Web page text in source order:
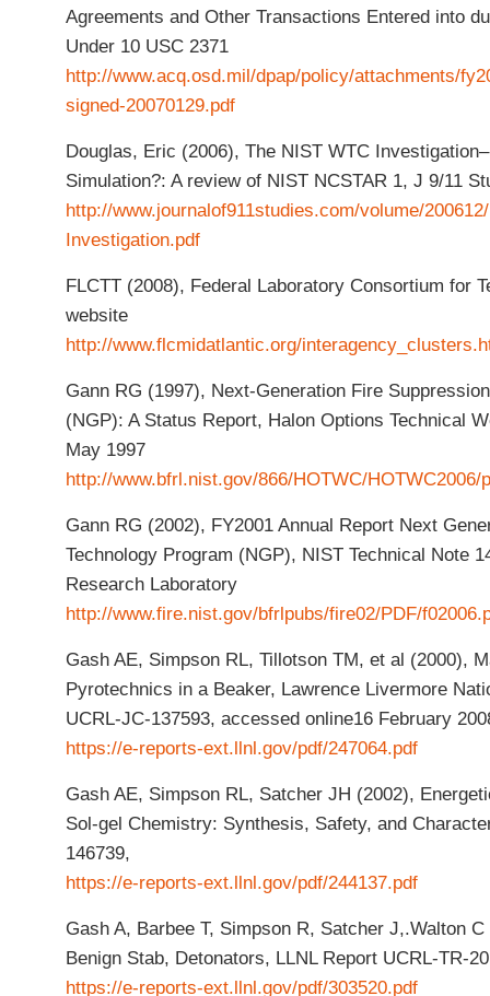
Agreements and Other Transactions Entered into
Under 10 USC 2371
http://www.acq.osd.mil/dpap/policy/attachments/
signed-20070129.pdf
Douglas, Eric (2006), The NIST WTC
Simulation?: A review of NIST NCSTAR 1, J 9/11
http://www.journalof911studies.com/volume/
Investigation.pdf
FLCTT (2008), Federal Laboratory Consortium for
website
http://www.flcmidatlantic.org/
Gann RG (1997), Next-Generation Fire
(NGP): A Status Report, Halon Options Technical
May 1997
http://www.bfrl.nist.gov/866/HOTWC/HOTWC2006/
Gann RG (2002), FY2001 Annual Report Next
Technology Program (NGP), NIST Technical Note
Research Laboratory
http://www.fire.nist.gov/bfrlpubs/fire02/PDF/
Gash AE, Simpson RL, Tillotson TM, et al (2000),
Pyrotechnics in a Beaker, Lawrence Livermore
UCRL-JC-137593, accessed online16 February
https://e-reports-ext.llnl.gov/pdf/247064.pdf
Gash AE, Simpson RL, Satcher JH (2002),
Sol-gel Chemistry: Synthesis, Safety, and
146739,
https://e-reports-ext.llnl.gov/pdf/244137.pdf
Gash A, Barbee T, Simpson R, Satcher J,.Walton
Benign Stab, Detonators, LLNL Report UCRL-TR-
https://e-reports-ext.llnl.gov/pdf/303520.pdf